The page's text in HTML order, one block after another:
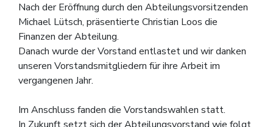
Nach der Eröffnung durch den Abteilungsvorsitzenden
Michael Lütsch, präsentierte Christian Loos die
Finanzen der Abteilung.
Danach wurde der Vorstand entlastet und wir danken
unseren Vorstandsmitgliedern für ihre Arbeit im
vergangenen Jahr.
Im Anschluss fanden die Vorstandswahlen statt.